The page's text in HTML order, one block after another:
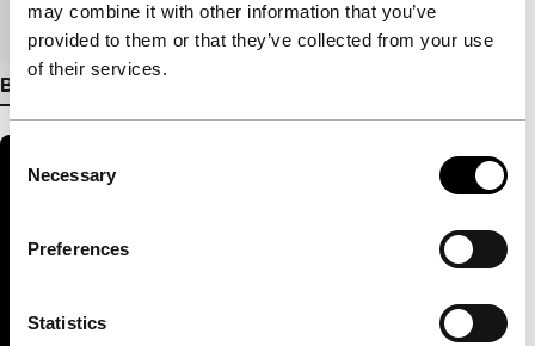
may combine it with other information that you’ve
provided to them or that they’ve collected from your use
of their services.
Selection
Necessary
Preferences
Statistics
Medium/FormaatDCP
Bekijk meer details